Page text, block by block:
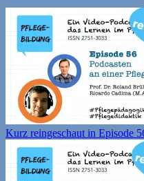
Kurz reingeschaut in Episode